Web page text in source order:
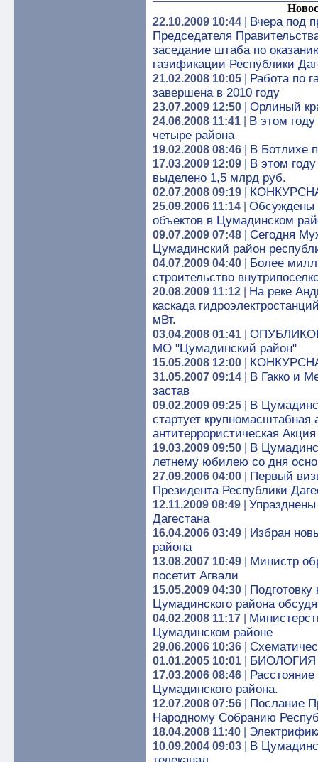
22.10.2009 10:44
Вчера под
Председателя
заседание штаба по
газификации Республики
21.02.2008 10:05
Работа по
завершена в 2010 году
23.07.2009 12:50 Орлиный
24.06.2008 11:41
В этом
четыре района
19.02.2008 08:46 В Ботлихе
17.03.2009 12:09
В этом
выделено 1,5 млрд руб.
02.07.2008 09:19
25.09.2006 11:14
Обсуждены
объектов в Цумадинском
09.07.2009 07:48
Сегодня
Цумадинский район
04.07.2009 04:40
Более
строительство
20.08.2009 11:12
На реке
каскада
мВт.
03.04.2008 01:41
МО "Цумадинский район"
15.05.2008 12:00
31.05.2007 09:14
В Гакко и
застав
09.02.2009 09:25
В
стартует крупномасштабная
антитеррористическая Акция
19.03.2009 09:50
В
летнему юбилею со дня
27.09.2006 04:00
Первый
Президента Республики
12.11.2009 08:49
Дагестана
16.04.2006 03:49
Избран
района
13.08.2007 10:49
Министр
посетит Агвали
15.05.2009 04:30
Цумадинского района
04.02.2008 11:17
Цумадинском районе
29.06.2006 10:36
01.01.2005 10:01
17.03.2006 08:46
Цумадинского района.
12.07.2008 07:56
Послание
Народному Собранию
18.04.2008 11:40
10.09.2004 09:03
В